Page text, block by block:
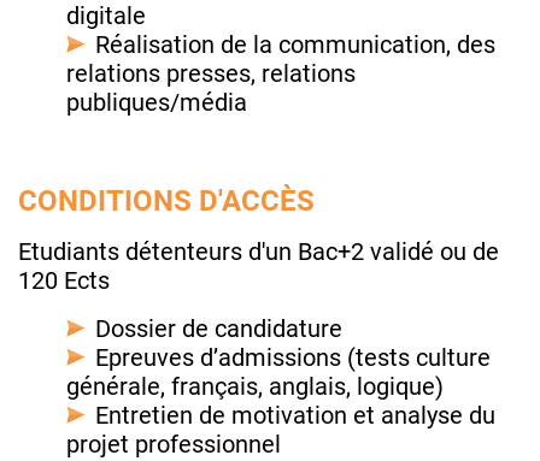
digitale
Réalisation de la communication, des
relations presses, relations
publiques/média
CONDITIONS D'ACCÈS
Etudiants détenteurs d'un Bac+2 validé ou de
120 Ects
Dossier de candidature
Epreuves d’admissions (tests culture
générale, français, anglais, logique)
Entretien de motivation et analyse du
projet professionnel